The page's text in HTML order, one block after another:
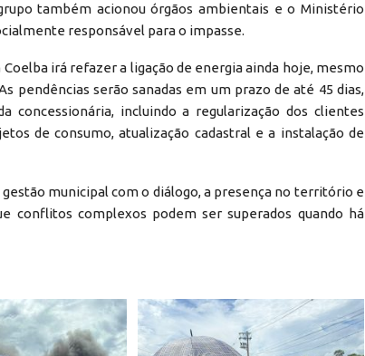
também acionou órgãos ambientais e o Ministério
responsável para o impasse.
irá refazer a ligação de energia ainda hoje, mesmo
pendências serão sanadas em um prazo de até 45 dias,
concessionária, incluindo a regularização dos clientes
de consumo, atualização cadastral e a instalação de
municipal com o diálogo, a presença no território e
conflitos complexos podem ser superados quando há